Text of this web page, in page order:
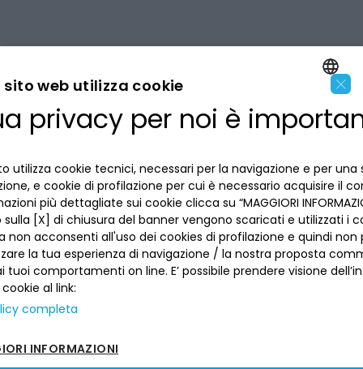
LA BANCA
Dove siamo
Lavora con noi
Reclami
Numeri utili
INFORMAZIONI PER IL CLIENTE
Privacy
La tua scelta sui cookies
Informativa al pubblico
Sepa
Sicurezza
Depositi dormienti
ACCESSIBILITÀ E APP
SEGUICI SUI SOCIAL
ENGLISH
×
sito web utilizza cookie
privacy per noi è
utilizza cookie tecnici, necessari per la navigazione e per una
e cookie di profilazione per cui è necessario acquisire il
più dettagliate sui cookie clicca su “MAGGIORI
[X] di chiusura del banner vengono scaricati e utilizzati i
non acconsenti all'uso dei cookies di profilazione e quindi non
la tua esperienza di navigazione / la nostra proposta
tuoi comportamenti on line. E’ possibile prendere visione
al link:
completa
INFORMAZIONI